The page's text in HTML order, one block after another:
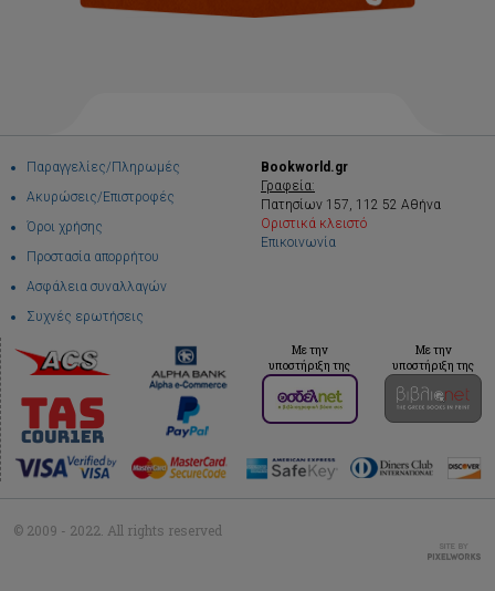
Παραγγελίες/Πληρωμές
Ακυρώσεις/Επιστροφές
Όροι χρήσης
Προστασία απορρήτου
Ασφάλεια συναλλαγών
Συχνές ερωτήσεις
Bookworld.gr
Γραφεία:
Πατησίων 157, 112 52 Αθήνα
Οριστικά κλειστό
Επικοινωνία
Με την
υποστήριξη της
Με την
υποστήριξη της
© 2009 - 2022. All rights reserved